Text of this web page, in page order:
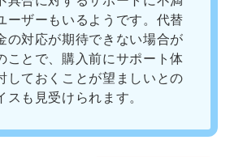
ーザーもいるようです。代替
の対応が期待できない場合が
ことで、購入前にサポート体
しておくことが望ましいとの
スも見受けられます。